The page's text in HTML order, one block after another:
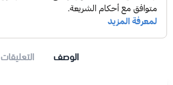
الوصف التعليقات